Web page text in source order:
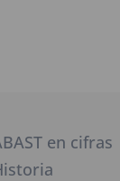
en cifras